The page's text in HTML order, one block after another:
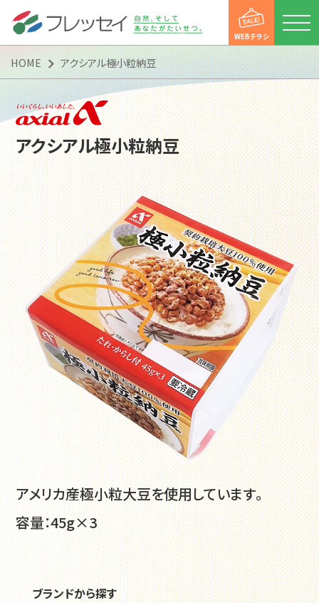
よくある質問 お問い合わせ 個人情報保護方針
店舗一覧
WEBチラシ
新着情報
便利にお買い物
便利にお買い物
フレッセイアプリ
ポイントカード
マイフレッセイ
子育て支援DAY
会社情報
会社情報
会社概要
トップメッセージ
企業理念（企業スタンス）
沿革
「フレッシー便」運行案内
「フレッシー宅配便」のご案内
CSR活動
マルチステークホルダー方針
カスタマーハラスメントに対する基本方針
採用情報
WEBチラシ
HOME アクシアル極小粒納豆
アクシアル極小粒納豆
アメリカ産極小粒大豆を使用しています。
容量：45g×3
ブランドから探す